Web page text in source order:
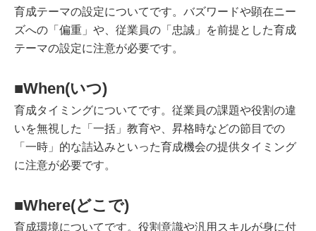
育成テーマの設定についてです。バズワードや顕在ニー
ズへの「偏重」や、従業員の「忠誠」を前提とした育成
テーマの設定に注意が必要です。
■When(いつ)
育成タイミングについてです。従業員の課題や役割の違
いを無視した「一括」教育や、昇格時などの節目での
「一時」的な詰込みといった育成機会の提供タイミング
に注意が必要です。
■Where(どこで)
育成環境についてです。役割意識や汎用スキルが身に付